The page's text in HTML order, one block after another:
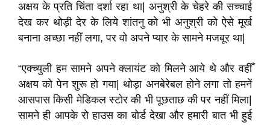
अक्षय के प्रति चिंता दर्शा रहा था| अनुश्री के चेहरे की सच्चाई
देख कर थोड़ी देर के लिये शांतनु को भी अनुश्री को ऐसे मूर्ख
बनाना अच्छा नहीं लगा, पर वो अपने प्यार के सामने मजबूर था|
“एक्च्युली हम सामने अपने क्लायंट को मिलने आये थे और वहीँ
अक्षय को पेन शुरू हो गया| थोड़ा अनबेरेबल होने लगा तो हमनें
आसपास किसी मेडिकल स्टोर की भी पूछताछ की पर नहीं मिला|
सामने ही आपके रो हाउस का बोर्ड देखा और हमारी बात भी हुई